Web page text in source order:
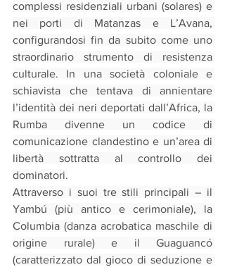
complessi residenziali urbani (solares) e
nei porti di Matanzas e L’Avana,
configurandosi fin da subito come uno
straordinario strumento di resistenza
culturale. In una società coloniale e
schiavista che tentava di annientare
l’identità dei neri deportati dall’Africa, la
Rumba divenne un codice di
comunicazione clandestino e un’area di
libertà sottratta al controllo dei
dominatori.
Attraverso i suoi tre stili principali – il
Yambú (più antico e cerimoniale), la
Columbia (danza acrobatica maschile di
origine rurale) e il Guaguancó
(caratterizzato dal gioco di seduzione e